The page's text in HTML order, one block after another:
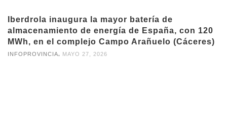
Iberdrola inaugura la mayor batería de
almacenamiento de energía de España, con 120
MWh, en el complejo Campo Arañuelo (Cáceres)
INFOPROVINCIA, MAYO 27, 2026